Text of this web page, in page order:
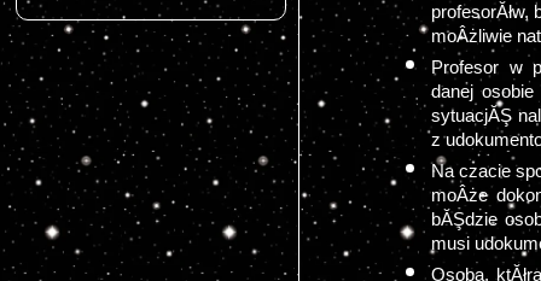
profesorĂłw,
moÂżliwie
Profesor w
danej
sytuacjĂŞ
z
Na czacie
moÂże
bĂŞdzie
musi
Osoba,